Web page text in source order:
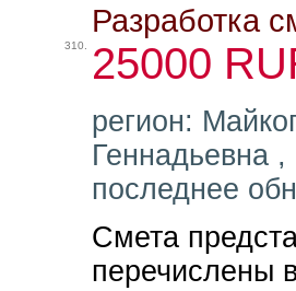
310.
Разработка
25000
регион:
Геннадьевна
последнее
Смета
перечислены